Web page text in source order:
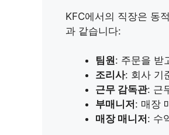
KFC에서의 직장은 동
과 같습니다:
팀원: 주문을 받
조리사: 회사 기
근무 감독관: 근
부매니저 : 매장
매장 매니저 : 수